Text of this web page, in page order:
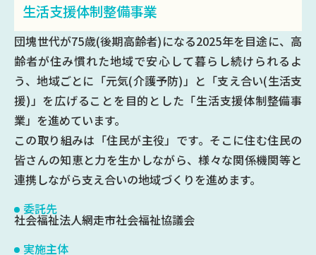
生活支援体制整備事業
団塊世代が75歳(後期高齢者)になる2025年を目途に、高
齢者が住み慣れた地域で安心して暮らし続けられるよ
う、地域ごとに「元気(介護予防)」と「支え合い(生活支
援)」を広げることを目的とした「生活支援体制整備事
業」を進めています。
この取り組みは「住民が主役」です。そこに住む住民の
皆さんの知恵と力を生かしながら、様々な関係機関等と
連携しながら支え合いの地域づくりを進めます。
委託先
社会福祉法人網走市社会福祉協議会
実施主体